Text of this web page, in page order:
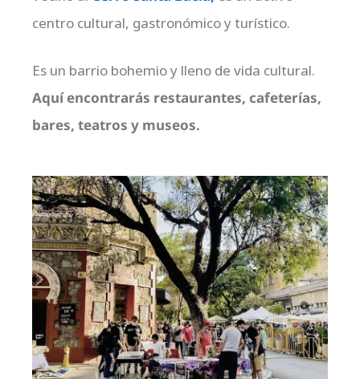
centro cultural, gastronómico y turístico.
Es un barrio bohemio y lleno de vida cultural.
Aquí encontrarás restaurantes, cafeterías,
bares, teatros y museos.